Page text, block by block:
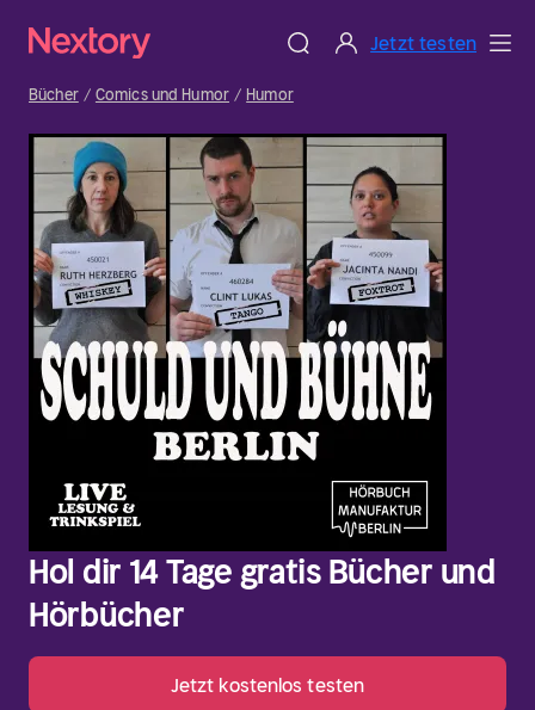
Jetzt testen
Bücher Comics und Humor Humor
Hol dir 14 Tage gratis Bücher und
Hörbücher
Jetzt kostenlos testen